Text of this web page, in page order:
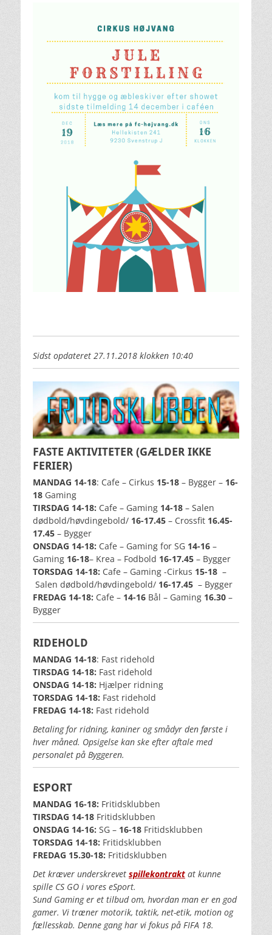
Sidst opdateret 27.11.2018 klokken 10:40
FASTE AKTIVITETER (GÆLDER IKKE
FERIER)
MANDAG 14-18: Cafe – Cirkus 15-18 – Bygger – 16-
18 Gaming
TIRSDAG 14-18: Cafe – Gaming 14-18 – Salen
dødbold/høvdingebold/ 16-17.45 – Crossfit 16.45-
17.45 – Bygger
ONSDAG 14-18: Cafe – Gaming for SG 14-16 –
Gaming 16-18– Krea – Fodbold 16-17.45 – Bygger
TORSDAG 14-18: Cafe – Gaming -Cirkus 15-18 –
Salen dødbold/høvdingebold/ 16-17.45 – Bygger
FREDAG 14-18: Cafe – 14-16 Bål – Gaming 16.30 –
Bygger
RIDEHOLD
MANDAG 14-18: Fast ridehold
TIRSDAG 14-18: Fast ridehold
ONSDAG 14-18: Hjælper ridning
TORSDAG 14-18: Fast ridehold
FREDAG 14-18: Fast ridehold
Betaling for ridning, kaniner og smådyr den første i
hver måned. Opsigelse kan ske efter aftale med
personalet på Byggeren.
ESPORT
MANDAG 16-18: Fritidsklubben
TIRSDAG 14-18 Fritidsklubben
ONSDAG 14-16: SG – 16-18 Fritidsklubben
TORSDAG 14-18: Fritidsklubben
FREDAG 15.30-18: Fritidsklubben
Det kræver underskrevet spillekontrakt at kunne
spille CS GO i vores eSport.
Sund Gaming er et tilbud om, hvordan man er en god
gamer. Vi træner motorik, taktik, net-etik, motion og
fællesskab. Denne gang har vi fokus på FIFA 18.